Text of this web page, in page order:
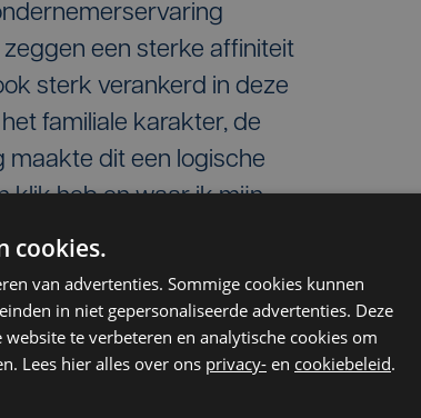
een sterke affiniteit
sterk verankerd in deze
familiale karakter, de
maakte dit een logische
klik heb en waar ik mijn
en Emilie - de vijfde
instap van nieuwe
van het bedrijf te
te versterken."
cookies.
van advertenties. Sommige cookies kunnen
in niet gepersonaliseerde advertenties. Deze
te verbeteren en analytische cookies om
Lees hier alles over ons privacy- en cookiebeleid.